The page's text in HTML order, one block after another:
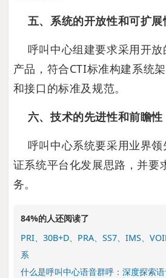
五、系统的开放性和可扩展
呼叫中心组建要求采用开
产品，符合CTI标准构建系统
和接口的标准及规范。
六、技术的先进性和前瞻性
呼叫中心系统要采用业界
证系统平台化发展思路，并要
务。
84%的人还阅读了
PRI、30B+D、PRA、SS7、IMS、
系
什么是呼叫中心语音群呼：深度探索